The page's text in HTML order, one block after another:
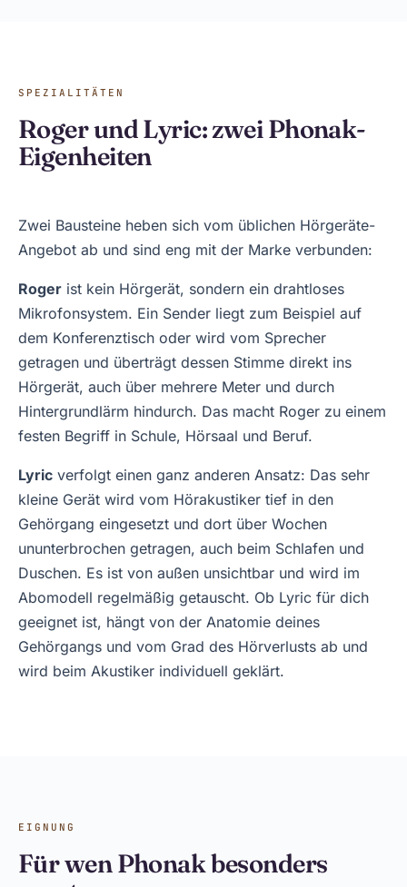
SPEZIALITÄTEN
Roger und Lyric: zwei Phonak-
Eigenheiten
Zwei Bausteine heben sich vom üblichen Hörgeräte-
Angebot ab und sind eng mit der Marke verbunden:
Roger ist kein Hörgerät, sondern ein drahtloses
Mikrofonsystem. Ein Sender liegt zum Beispiel auf
dem Konferenztisch oder wird vom Sprecher
getragen und überträgt dessen Stimme direkt ins
Hörgerät, auch über mehrere Meter und durch
Hintergrundlärm hindurch. Das macht Roger zu einem
festen Begriff in Schule, Hörsaal und Beruf.
Lyric verfolgt einen ganz anderen Ansatz: Das sehr
kleine Gerät wird vom Hörakustiker tief in den
Gehörgang eingesetzt und dort über Wochen
ununterbrochen getragen, auch beim Schlafen und
Duschen. Es ist von außen unsichtbar und wird im
Abomodell regelmäßig getauscht. Ob Lyric für dich
geeignet ist, hängt von der Anatomie deines
Gehörgangs und vom Grad des Hörverlusts ab und
wird beim Akustiker individuell geklärt.
EIGNUNG
Für wen Phonak besonders